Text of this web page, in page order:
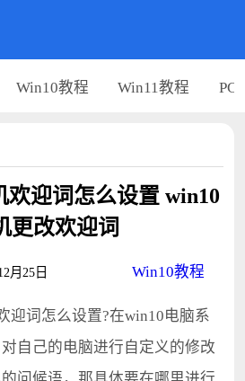
Win10教程 Win11教程 PC
欢迎词怎么设置 win10
更改欢迎词
月25日 Win10教程
词怎么设置?在win10电脑系
自己的电脑进行自定义的修改